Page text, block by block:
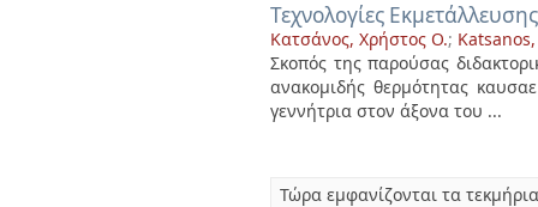
Τεχνολογίες
Κατσάνος, Χρήστος Ο.;
Σκοπός της παρούσας
ανακομιδής θερμότητας
γεννήτρια στον άξονα του ...
Τώρα εμφανίζονται τα